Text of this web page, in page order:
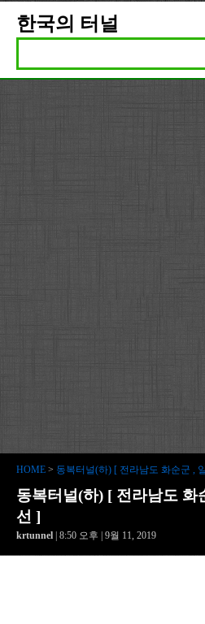
한국의 터널
HOME > 동복터널(하) [ 전라남도 화순군 ,
동복터널(하) [ 전라남도 화
선 ]
krtunnel | 8:50 오후 | 9월 11, 2019